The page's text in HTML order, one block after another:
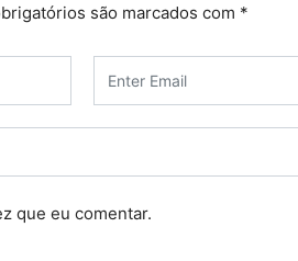
são marcados com *
que eu comentar.